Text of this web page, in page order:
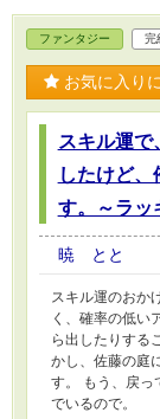
ファンタジー 完
お気に入り
スキル運で
したけど
す。～ラッ
暁 とと
スキル運のおか
く、確率の低い
ら出したりする
かし、佐藤の庭
す。 もう、戻っ
でいるので。